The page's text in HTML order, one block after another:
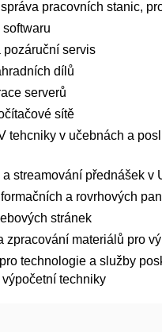
pracovních stanic,
pozáruční servis
dílů
serverů
sítě
tehcniky v učebnách a
streamování přednášek v
a rovrhových
stránek
zpracování materiálů pro
technologie a služby
výpočetní techniky